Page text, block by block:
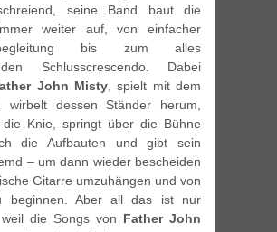
seine Band baut die
weiter auf, von einfacher
bis zum alles
Schlusscrescendo. Dabei
John Misty, spielt mit dem
wirbelt dessen Ständer herum,
Knie, springt über die Bühne
die Aufbauten und gibt sein
– um dann wieder bescheiden
Gitarre umzuhängen und von
beginnen. Aber all das ist nur
die Songs von Father John